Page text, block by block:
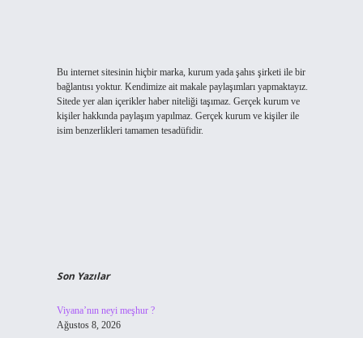
Bu internet sitesinin hiçbir marka, kurum yada şahıs şirketi ile bir
bağlantısı yoktur. Kendimize ait makale paylaşımları yapmaktayız.
Sitede yer alan içerikler haber niteliği taşımaz. Gerçek kurum ve
kişiler hakkında paylaşım yapılmaz. Gerçek kurum ve kişiler ile
isim benzerlikleri tamamen tesadüfidir.
Son Yazılar
Viyana’nın neyi meşhur ?
Ağustos 8, 2026